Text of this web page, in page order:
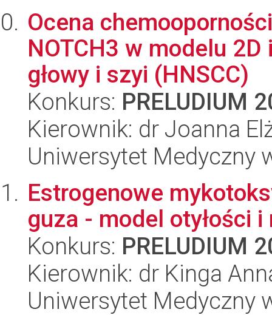
Ocena
NOTCH3 w modelu 2D
głowy i szyi (HNSCC)
Konkurs: PRELUDIUM
Kierownik: dr Joanna
Uniwersytet Medyczny
Estrogenowe
guza - model otyłości
Konkurs: PRELUDIUM
Kierownik: dr Kinga
Uniwersytet Medyczny